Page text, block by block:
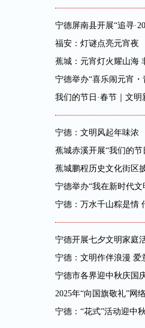
宁德屏南县开展“追寻
福安：灯谜点亮元宵夜
蕉城：元宵灯火耀山海
宁德举办“喜乐闹元宵
我们的节日·春节｜文
宁德：文明风起年味浓
蕉城赤溪开展“我们的
蕉城鹏程历史文化街区
宁德举办“我在新时代
宁德：万水千山粽是情
宁德开展七夕文明家庭
宁德：文明作伴浪漫 爱
宁德市各界迎中秋庆国
2025年“向国旗敬礼”网
宁德：“花式”活动迎中